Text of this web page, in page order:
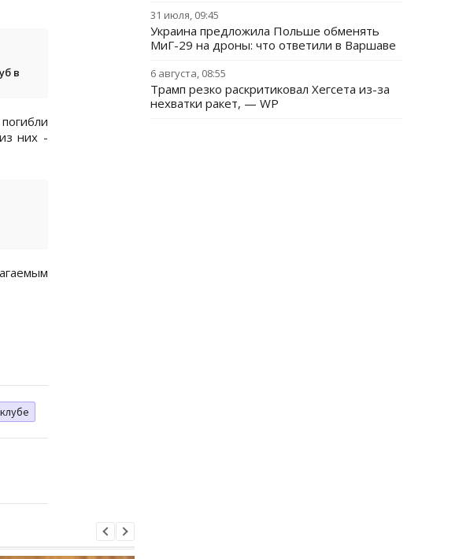
в
них -
31 июля, 09:45
Украина предложила Польше обменять
МиГ-29 на дроны: что ответили в Варшаве
6 августа, 08:55
Трамп резко раскритиковал Хегсета из-за
нехватки ракет, — WP